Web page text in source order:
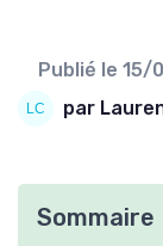
Publié le 15/
par
Sommaire